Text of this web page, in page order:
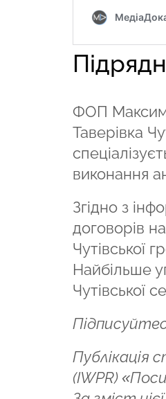
ФОП
Таверівка
виконання
Згідно з
договорів
Чутівської
Найбільше
Чутівської
Публікація
(IWPR)